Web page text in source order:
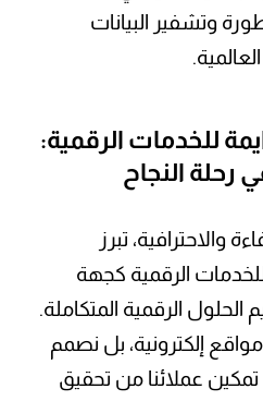
وتشفير البيانات
للخدمات الرقمية:
النجاح
والاحترافية، تبرز
الرقمية كجهة
الرقمية المتكاملة.
إلكترونية، بل نصمم
عملائنا من تحقيق